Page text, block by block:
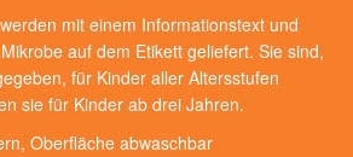
mit einem Informationstext und
auf dem Etikett geliefert. Sie sind,
für Kinder aller Altersstufen
sie für Kinder ab drei Jahren.
Oberfläche abwaschbar